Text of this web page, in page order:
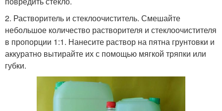
2. Растворитель и стеклоочиститель. Смешайте
небольшое количество растворителя и стеклоочистителя
в пропорции 1:1. Нанесите раствор на пятна грунтовки и
аккуратно вытирайте их с помощью мягкой тряпки или
губки.